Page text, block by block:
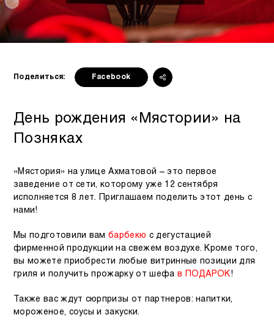
Поделиться: Facebook
День рождения «Мястории» на
Позняках
«Мястория» на улице Ахматовой – это первое
заведение от сети, которому уже 12 сентября
исполняется 8 лет. Приглашаем поделить этот день с
нами!
Мы подготовили вамбарбекю с дегустацией
фирменной продукции на свежем воздухе. Кроме того,
вы можете приобрести любые витринные позиции для
гриля и получить прожарку от шефа в ПОДАРОК!
Также вас ждут сюрпризы от партнеров: напитки,
мороженое, соусы и закуски.